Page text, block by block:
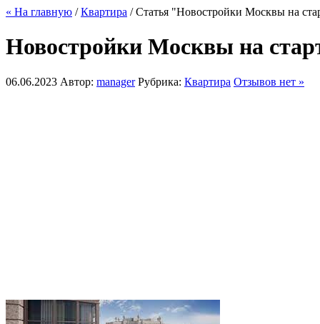
« На главную /Квартира / Статья "Новостройки Москвы на
Новостройки Москвы на
06.06.2023 Автор: manager Рубрика: Квартира Отзывов нет »